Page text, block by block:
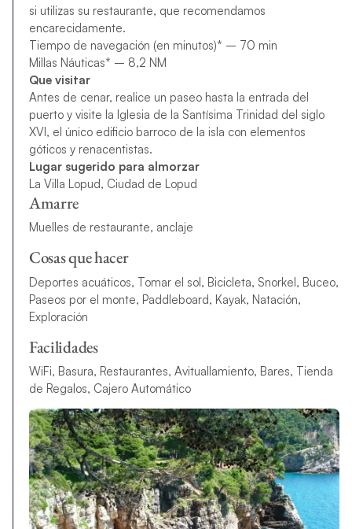
si utilizas su restaurante, que recomendamos
encarecidamente.
Tiempo de navegación (en minutos)* – 70 min
Millas Náuticas* – 8,2 NM
Que visitar
Antes de cenar, realice un paseo hasta la entrada del
puerto y visite la Iglesia de la Santísima Trinidad del siglo
XVI, el único edificio barroco de la isla con elementos
góticos y renacentistas.
Lugar sugerido para almorzar
La Villa Lopud, Ciudad de Lopud
Amarre
Muelles de restaurante, anclaje
Cosas que hacer
Deportes acuáticos, Tomar el sol, Bicicleta, Snorkel, Buceo,
Paseos por el monte, Paddleboard, Kayak, Natación,
Exploración
Facilidades
WiFi, Basura, Restaurantes, Avituallamiento, Bares, Tienda
de Regalos, Cajero Automático